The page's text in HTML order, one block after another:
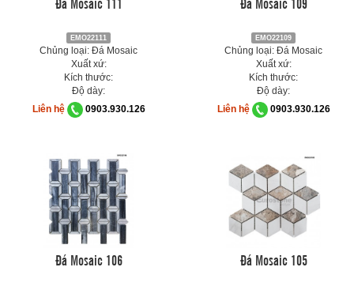
EMO22111
Chủng loại: Đá Mosaic
Xuất xứ:
Kích thước:
Độ dày:
Liên hệ
0903.930.126
EMO22109
Chủng loại: Đá Mosaic
Xuất xứ:
Kích thước:
Độ dày:
Liên hệ
0903.930.126
Đá Mosaic 106 Đá Mosaic 105